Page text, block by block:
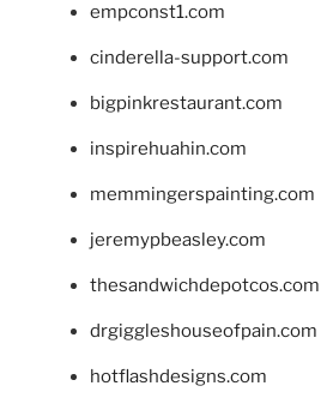
empconst1.com
cinderella-support.com
bigpinkrestaurant.com
inspirehuahin.com
memmingerspainting.com
jeremypbeasley.com
thesandwichdepotcos.com
drgiggleshouseofpain.com
hotflashdesigns.com